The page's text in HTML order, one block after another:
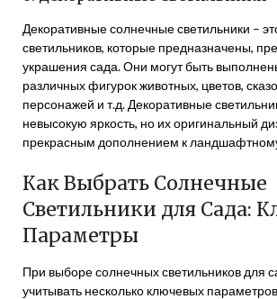
Декоративные солнечные светильники –
светильников, которые предназначены,
украшения сада. Они могут быть
различных фигурок животных, цветов,
персонажей и т.д. Декоративные
невысокую яркость, но их оригинальный
прекрасным дополнением к
Как Выбрать Солнечные
Светильники для Сада:
Параметры
При выборе солнечных светильников для
учитывать несколько ключевых